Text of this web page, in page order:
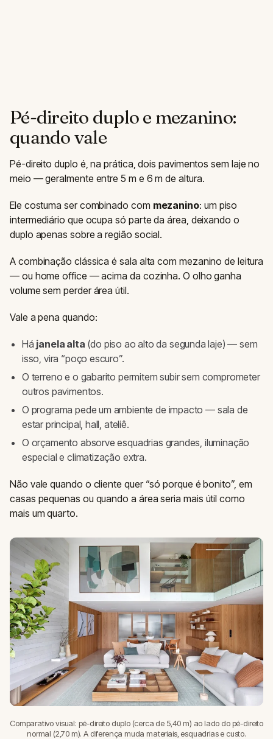
Pé-direito duplo e mezanino:
quando vale
Pé-direito duplo é, na prática, dois pavimentos sem laje no
meio — geralmente entre 5 m e 6 m de altura.
Ele costuma ser combinado com mezanino: um piso
intermediário que ocupa só parte da área, deixando o
duplo apenas sobre a região social.
A combinação clássica é sala alta com mezanino de leitura
— ou home office — acima da cozinha. O olho ganha
volume sem perder área útil.
Vale a pena quando:
Há janela alta (do piso ao alto da segunda laje) — sem
isso, vira “poço escuro”.
O terreno e o gabarito permitem subir sem comprometer
outros pavimentos.
O programa pede um ambiente de impacto — sala de
estar principal, hall, ateliê.
O orçamento absorve esquadrias grandes, iluminação
especial e climatização extra.
Não vale quando o cliente quer “só porque é bonito”, em
casas pequenas ou quando a área seria mais útil como
mais um quarto.
Comparativo visual: pé-direito duplo (cerca de 5,40 m) ao lado do pé-direito
normal (2,70 m). A diferença muda materiais, esquadrias e custo.